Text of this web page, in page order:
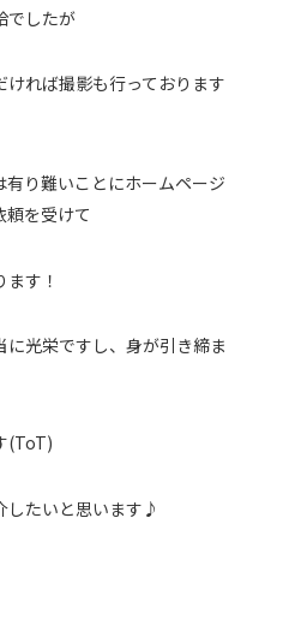
でしたが
ければ撮影も行っております
有り難いことにホームページ
頼を受けて
す！
に光栄ですし、身が引き締ま
(ToT)
したいと思います♪